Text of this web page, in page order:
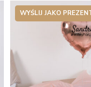
WYŚLIJ JAKO